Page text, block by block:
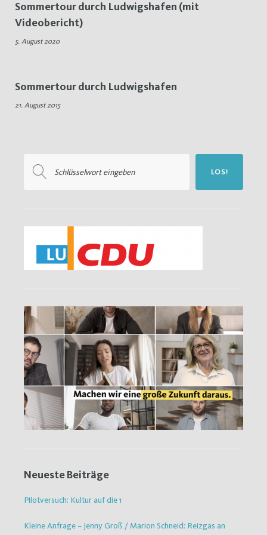
Sommertour
Sommertour durch Ludwigshafen (mit
Videobericht)
5. August 2020
Sommertour durch Ludwigshafen
21. August 2015
nach:
LOS!
Neueste Beiträge
Pilotversuch: Kultur auf die 1
Kleine Anfrage – Jenny Groß / Marion Schneid: Reizgas an